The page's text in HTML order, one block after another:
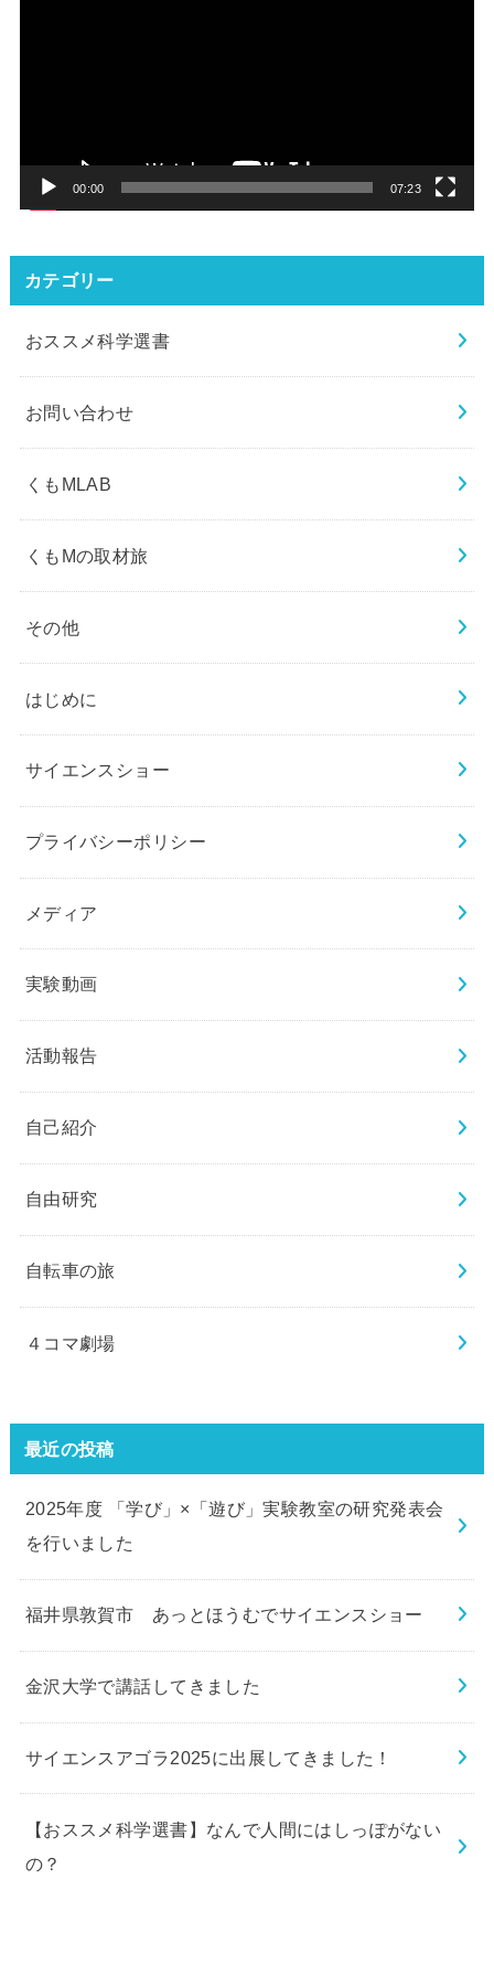
00:00 07:23
カテゴリー
おススメ科学選書
お問い合わせ
くもMLAB
くもMの取材旅
その他
はじめに
サイエンスショー
プライバシーポリシー
メディア
実験動画
活動報告
自己紹介
自由研究
自転車の旅
４コマ劇場
最近の投稿
2025年度 「学び」×「遊び」実験教室の研究発表会
を行いました
福井県敦賀市 あっとほうむでサイエンスショー
金沢大学で講話してきました
サイエンスアゴラ2025に出展してきました！
【おススメ科学選書】なんで人間にはしっぽがない
の？